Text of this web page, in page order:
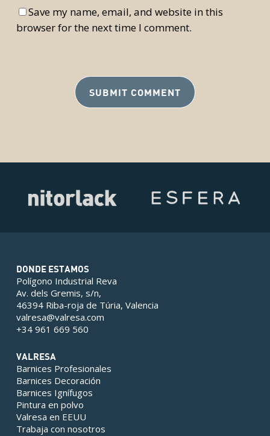
Save my name, email, and website in this
browser for the next time I comment.
DONDE ESTAMOS
Polígono Industrial Reva
Av. dels Gremis, s/n,
46394 Riba-roja de Túria, Valencia
valresa@valresa.com
+34 961 669 560
VALRESA
Barnices Profesionales
Barnices Decoración
Barnices Ignífugos
Pintura en polvo
Valresa en EEUU
Trabaja con nosotros